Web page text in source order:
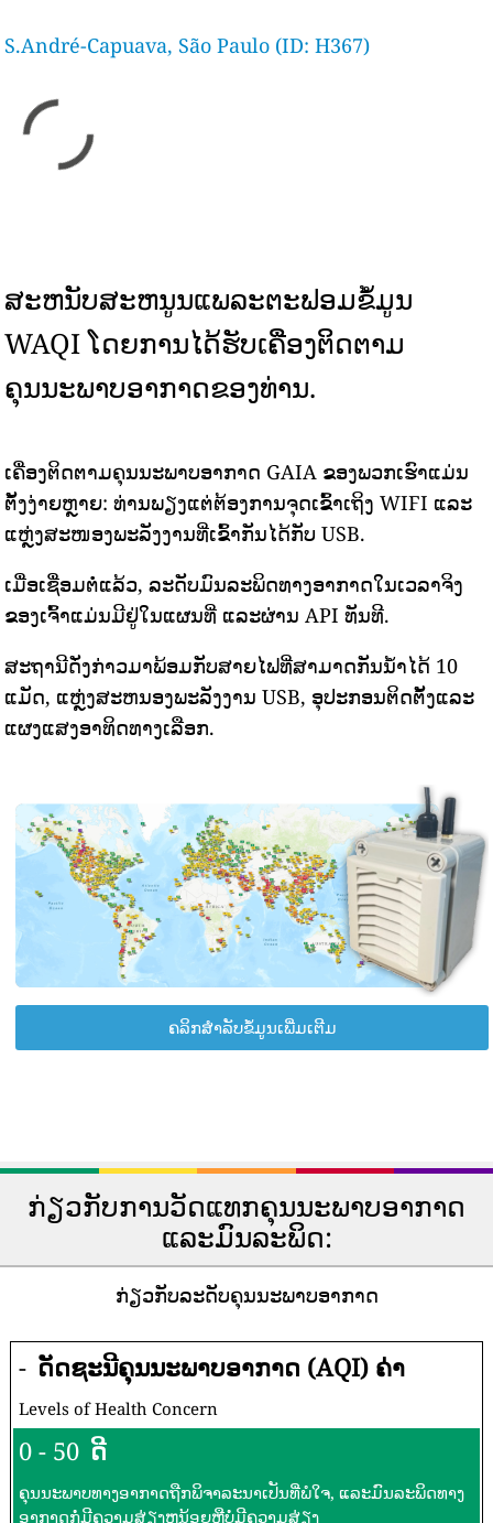
S.André-Capuava, São Paulo (ID: H367)
ສະຫນັບສະຫນູນແພລະຕະຟອມຂໍ້ມູນ
WAQI ໂດຍການໄດ້ຮັບເຄື່ອງຕິດຕາມ
ຄຸນນະພາບອາກາດຂອງທ່ານ.
ເຄື່ອງຕິດຕາມຄຸນນະພາບອາກາດ GAIA ຂອງພວກເຮົາແມ່ນ
ຕັ້ງງ່າຍຫຼາຍ: ທ່ານພຽງແຕ່ຕ້ອງການຈຸດເຂົ້າເຖິງ WIFI ແລະ
ແຫຼ່ງສະໜອງພະລັງງານທີ່ເຂົ້າກັນໄດ້ກັບ USB.
ເມື່ອເຊື່ອມຕໍ່ແລ້ວ, ລະດັບມົນລະພິດທາງອາກາດໃນເວລາຈິງ
ຂອງເຈົ້າແມ່ນມີຢູ່ໃນແຜນທີ່ ແລະຜ່ານ API ທັນທີ.
ສະຖານີດັ່ງກ່າວມາພ້ອມກັບສາຍໄຟທີ່ສາມາດກັນນ້ໍາໄດ້ 10
ແມັດ, ແຫຼ່ງສະຫນອງພະລັງງານ USB, ອຸປະກອນຕິດຕັ້ງແລະ
ແຜງແສງອາທິດທາງເລືອກ.
ຄລິກສຳລັບຂໍ້ມູນເພີ່ມເຕີມ
ກ່ຽວກັບການວັດແທກຄຸນນະພາບອາກາດ
ແລະມົນລະພິດ:
ກ່ຽວກັບລະດັບຄຸນນະພາບອາກາດ
- ດັດຊະນີຄຸນນະພາບອາກາດ (AQI) ຄ່າ
Levels of Health Concern
0 - 50 ດີ
ຄຸນນະພາບທາງອາກາດຖືກພິຈາລະນາເປັນທີ່ພໍໃຈ, ແລະມົນລະພິດທາງ
ອາກາດກໍ່ມີຄວາມສ່ຽງຫນ້ອຍຫຼືບໍ່ມີຄວາມສ່ຽງ